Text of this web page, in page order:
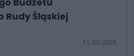
Śląskiej
11/05/2026